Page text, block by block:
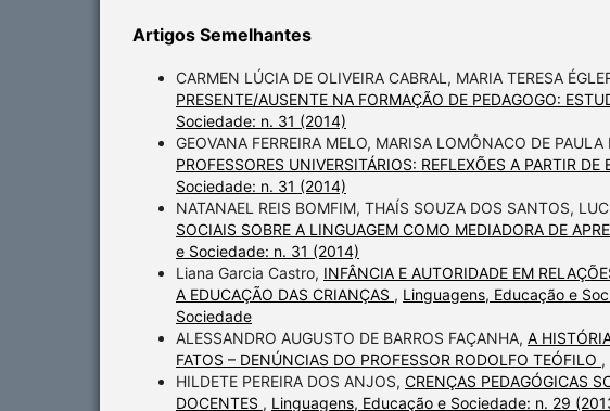
Artigos Semelhantes
CARMEN LÚCIA DE OLIVEIRA CABRAL, MARIA TERESA
PRESENTE/AUSENTE NA FORMAÇÃO DE PEDAGOGO:
Sociedade: n. 31 (2014)
GEOVANA FERREIRA MELO, MARISA LOMÔNACO DE PAULA
PROFESSORES UNIVERSITÁRIOS: REFLEXÕES A PARTIR DE
Sociedade: n. 31 (2014)
NATANAEL REIS BOMFIM, THAÍS SOUZA DOS SANTOS,
SOCIAIS SOBRE A LINGUAGEM COMO MEDIADORA DE
e Sociedade: n. 31 (2014)
Liana Garcia Castro, INFÂNCIA E AUTORIDADE EM
A EDUCAÇÃO DAS CRIANÇAS , Linguagens, Educação e
Sociedade
ALESSANDRO AUGUSTO DE BARROS FAÇANHA, A
FATOS – DENÚNCIAS DO PROFESSOR RODOLFO TEÓFILO ,
HILDETE PEREIRA DOS ANJOS, CRENÇAS PEDAGÓGICAS
DOCENTES , Linguagens, Educação e Sociedade: n. 29